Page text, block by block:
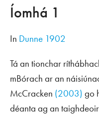
Íomhá 1
In Dunne 1902
Tá an tionchar
mBórach ar an
McCracken (2003) go
déanta ag an